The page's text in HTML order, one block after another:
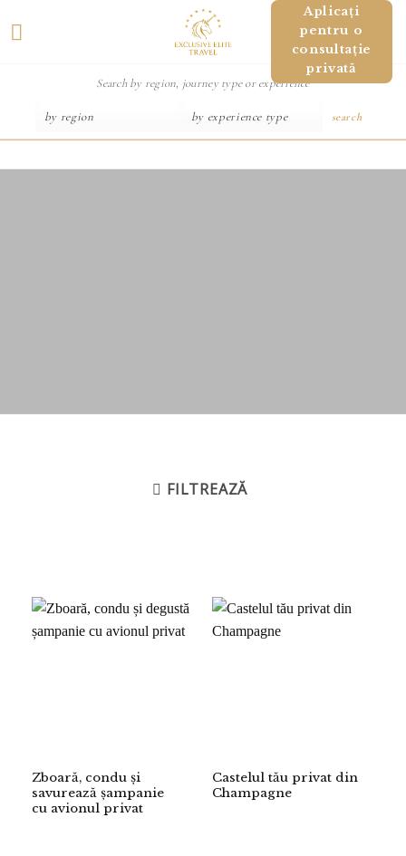
Aplicați
pentru o
consultație
privată
search
FILTREAZĂ
Zboară, condu și
savurează șampanie
cu avionul privat
Castelul tău privat din
Champagne